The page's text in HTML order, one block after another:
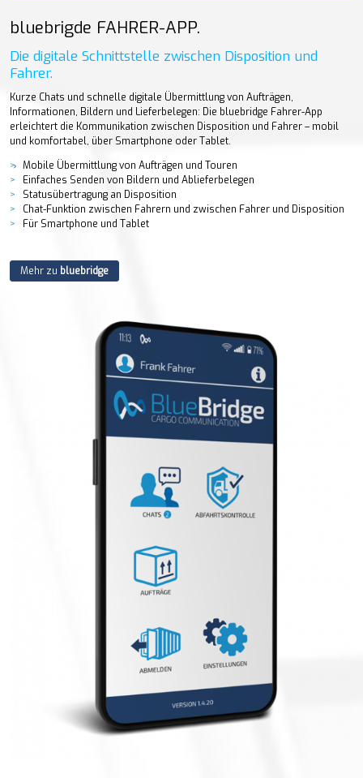
bluebrigde FAHRER-APP.
Die digitale Schnittstelle zwischen Disposition und
Fahrer.
Kurze Chats und schnelle digitale Übermittlung von Aufträgen,
Informationen, Bildern und Lieferbelegen: Die bluebridge Fahrer-App
erleichtert die Kommunikation zwischen Disposition und Fahrer – mobil
und komfortabel, über Smartphone oder Tablet.
Mobile Übermittlung von Aufträgen und Touren
Einfaches Senden von Bildern und Ablieferbelegen
Statusübertragung an Disposition
Chat-Funktion zwischen Fahrern und zwischen Fahrer und Disposition
Für Smartphone und Tablet
Mehr zu bluebridge